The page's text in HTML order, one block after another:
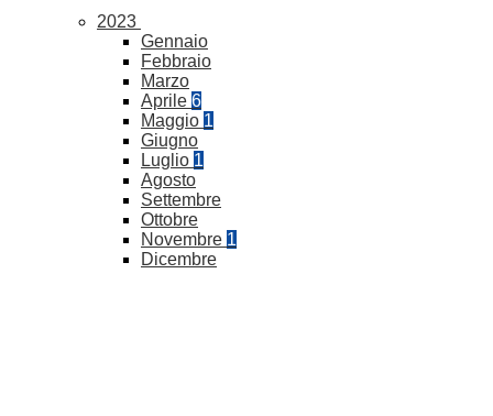
2023
Gennaio
Febbraio
Marzo
Aprile 6
Maggio 1
Giugno
Luglio 1
Agosto
Settembre
Ottobre
Novembre 1
Dicembre